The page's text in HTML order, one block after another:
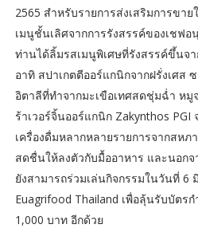
2565 สำหรับรายการส่งเสริมการขา
เมนูชั้นเลิศจากการรังสรรค์ของเชฟ
ท่านได้ลิ้มรสเมนูพิเศษที่รังสรรค์ขึ้นจ
อาทิ สปาเกตตีออร์แกนิกจากฝรั่งเศส
อิตาลีที่ทำจากมะเขือเทศสดชุ่มฉ่ำ หมู
ร้าเวอร์จิ้นออร์แกนิก Zakynthos
เครื่องดื่มหลากหลายรายการจากสหภ
สดชื่นให้ลงตัวกับมื้ออาหาร และนอก
ยังสามารถร่วมเล่นกิจกรรมในวันที่ 6
Euagrifood Thailand เพื่อลุ้นรับบัตร
1,000 บาท อีกด้วย